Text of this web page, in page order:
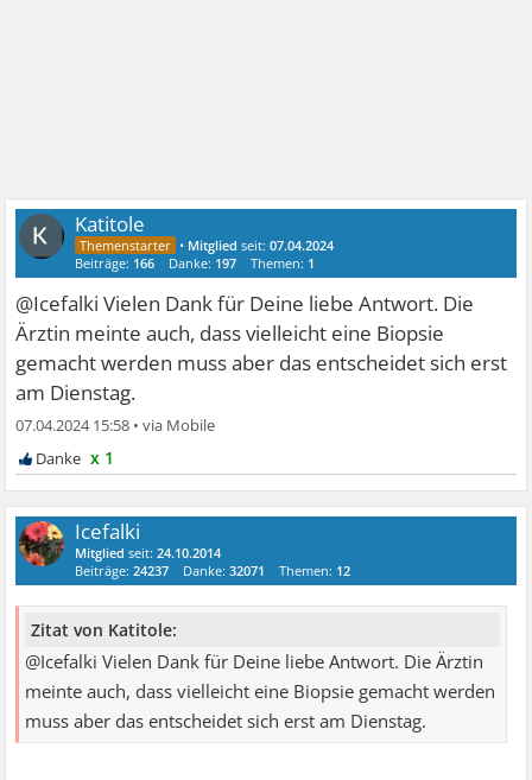
Katitole
• Mitglied seit:07.04.2024
Beiträge: 166 Danke: 197 Themen: 1
@Icefalki Vielen Dank für Deine liebe Antwort. Die
Ärztin meinte auch, dass vielleicht eine Biopsie
gemacht werden muss aber das entscheidet sich erst
am Dienstag.
07.04.2024 15:58 •
x 1
Icefalki
Mitglied seit:24.10.2014
Beiträge:24237 Danke:32071 Themen: 12
Zitat von Katitole:
@Icefalki Vielen Dank für Deine liebe Antwort. Die Ärztin
meinte auch, dass vielleicht eine Biopsie gemacht werden
muss aber das entscheidet sich erst am Dienstag.